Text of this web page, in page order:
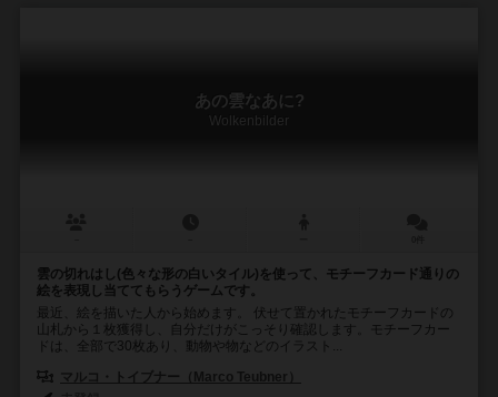
あの雲なあに?
Wolkenbilder
雲の切れはし(色々な形の白いタイル)を使って、モチーフカード通りの
絵を表現し当ててもらうゲームです。
最近、絵を描いた人から始めます。 伏せて置かれたモチーフカードの
山札から１枚獲得し、自分だけがこっそり確認します。モチーフカー
ドは、全部で30枚あり、動物や物などのイラスト...
マルコ・トイブナー（Marco Teubner）